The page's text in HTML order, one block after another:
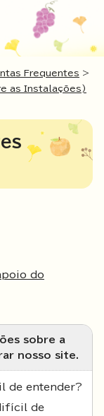
Frequentes >
as Instalações)
do
sobre a
nosso site.
de entender?
de